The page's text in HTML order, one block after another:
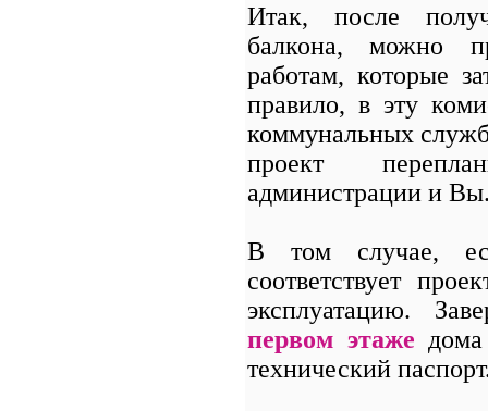
Итак, после
балкона, можно
работам, которые
правило, в эту
коммунальных
проект
администрации и
В том случае,
соответствует
эксплуатацию.
первом этаже
технический